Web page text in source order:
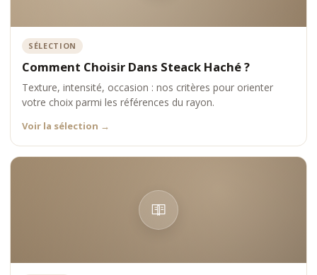
SÉLECTION
Comment Choisir Dans Steack Haché ?
Texture, intensité, occasion : nos critères pour orienter
votre choix parmi les références du rayon.
Voir la sélection →